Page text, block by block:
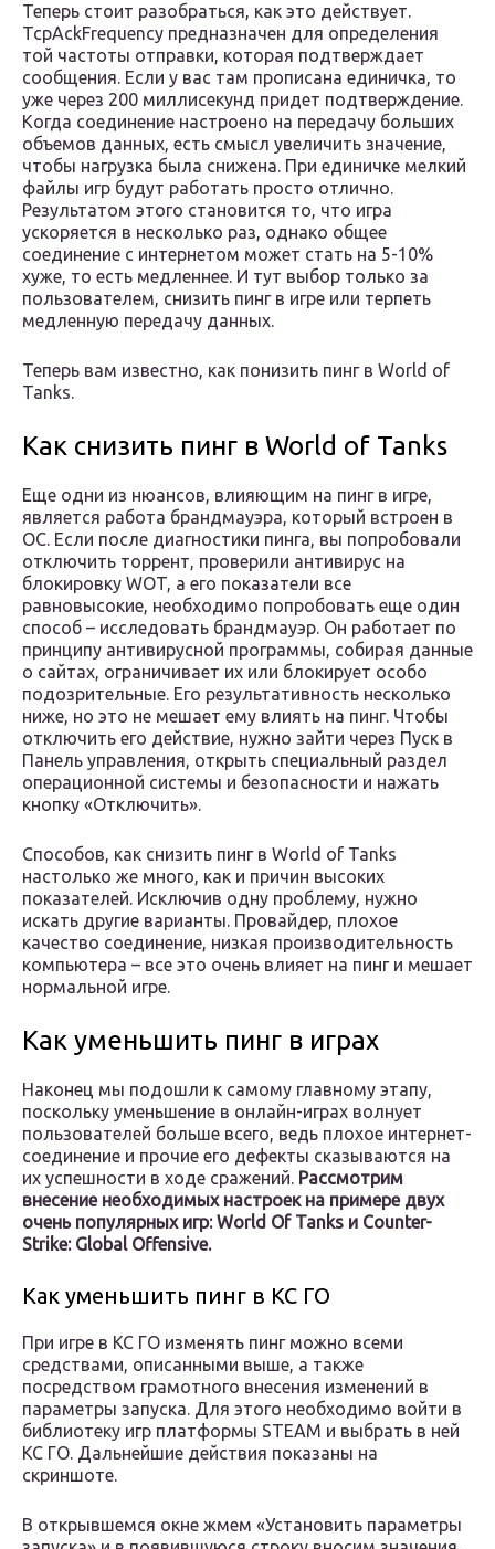
Теперь стоит разобраться, как это действует.
TcpAckFrequency предназначен для определения
той частоты отправки, которая подтверждает
сообщения. Если у вас там прописана единичка, то
уже через 200 миллисекунд придет подтверждение.
Когда соединение настроено на передачу больших
объемов данных, есть смысл увеличить значение,
чтобы нагрузка была снижена. При единичке мелкий
файлы игр будут работать просто отлично.
Результатом этого становится то, что игра
ускоряется в несколько раз, однако общее
соединение с интернетом может стать на 5-10%
хуже, то есть медленнее. И тут выбор только за
пользователем, снизить пинг в игре или терпеть
медленную передачу данных.
Теперь вам известно, как понизить пинг в World of
Tanks.
Как снизить пинг в World of Tanks
Еще одни из нюансов, влияющим на пинг в игре,
является работа брандмауэра, который встроен в
ОС. Если после диагностики пинга, вы попробовали
отключить торрент, проверили антивирус на
блокировку WOT, а его показатели все
равновысокие, необходимо попробовать еще один
способ – исследовать брандмауэр. Он работает по
принципу антивирусной программы, собирая данные
о сайтах, ограничивает их или блокирует особо
подозрительные. Его результативность несколько
ниже, но это не мешает ему влиять на пинг. Чтобы
отключить его действие, нужно зайти через Пуск в
Панель управления, открыть специальный раздел
операционной системы и безопасности и нажать
кнопку «Отключить».
Способов, как снизить пинг в World of Tanks
настолько же много, как и причин высоких
показателей. Исключив одну проблему, нужно
искать другие варианты. Провайдер, плохое
качество соединение, низкая производительность
компьютера – все это очень влияет на пинг и мешает
нормальной игре.
Как уменьшить пинг в играх
Наконец мы подошли к самому главному этапу,
поскольку уменьшение в онлайн-играх волнует
пользователей больше всего, ведь плохое интернет-
соединение и прочие его дефекты сказываются на
их успешности в ходе сражений. Рассмотрим
внесение необходимых настроек на примере двух
очень популярных игр: World Of Tanks и Counter-
Strike: Global Offensive.
Как уменьшить пинг в КС ГО
При игре в КС ГО изменять пинг можно всеми
средствами, описанными выше, а также
посредством грамотного внесения изменений в
параметры запуска. Для этого необходимо войти в
библиотеку игр платформы STEAM и выбрать в ней
КС ГО. Дальнейшие действия показаны на
скриншоте.
В открывшемся окне жмем «Установить параметры